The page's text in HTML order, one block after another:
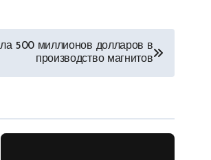
500 миллионов долларов в
производство магнитов